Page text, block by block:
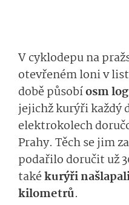
V cyklodepu na
otevřeném loni v
době působíosm
jejichž kurýři každý
elektrokolech
Prahy. Těch se jim
podařilo doručit už
takékurýři
kilometrů.